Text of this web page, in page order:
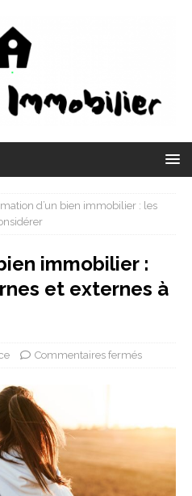
d’un bien immobilier : les
immobilier :
et externes à
Commentaires fermés